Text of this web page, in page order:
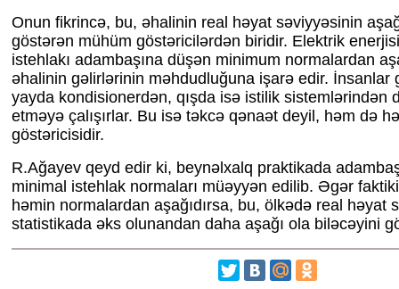
Onun fikrincə, bu, əhalinin real həyat səviyyəsinin
göstərən mühüm göstəricilərdən biridir. Elektrik
istehlakı adambaşına düşən minimum normalardan
əhalinin gəlirlərinin məhdudluğuna işarə edir. İnsanlar
yayda kondisionerdən, qışda isə istilik sistemlərindən
etməyə çalışırlar. Bu isə təkcə qənaət deyil, həm də
göstəricisidir.
R.Ağayev qeyd edir ki, beynəlxalq praktikada
minimal istehlak normaları müəyyən edilib. Əgər
həmin normalardan aşağıdırsa, bu, ölkədə real həyat
statistikada əks olunandan daha aşağı ola biləcəyini